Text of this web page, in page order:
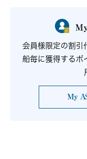
会員様限定の割引
船毎に獲得するポ
My